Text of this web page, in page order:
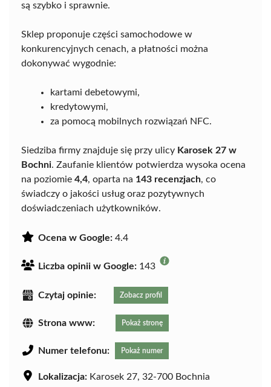
są szybko i sprawnie.
Sklep proponuje części samochodowe w
konkurencyjnych cenach, a płatności można
dokonywać wygodnie:
kartami debetowymi,
kredytowymi,
za pomocą mobilnych rozwiązań NFC.
Siedziba firmy znajduje się przy ulicy Karosek 27 w
Bochni. Zaufanie klientów potwierdza wysoka ocena
na poziomie 4,4, oparta na 143 recenzjach, co
świadczy o jakości usług oraz pozytywnych
doświadczeniach użytkowników.
Ocena w Google: 4.4
Liczba opinii w Google: 143
Czytaj opinie: Zobacz profil
Strona www: Pokaż stronę
Numer telefonu: Pokaż numer
Lokalizacja: Karosek 27, 32-700 Bochnia